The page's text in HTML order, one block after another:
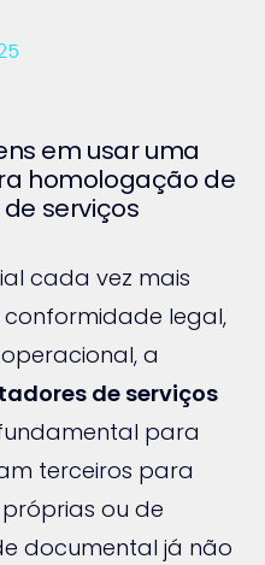
em usar uma
homologação de
serviços
cada vez mais
legal,
a
de serviços
para
terceiros para
ou de
documental já não